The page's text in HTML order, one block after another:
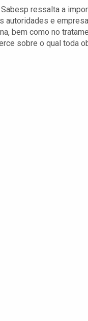
ressalta a
autoridades e
bem como no
sobre o qual toda